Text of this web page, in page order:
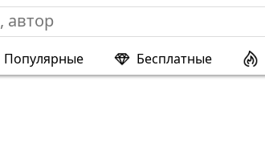
Популярные Бесплатные